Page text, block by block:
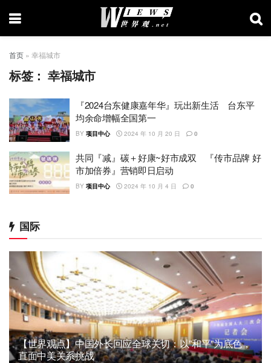
首页 » 幸福城市
标签：幸福城市
『2024台东健康嘉年华』玩出新生活 台东平
均余命增幅全国第一
BY 项目中心 2024 年 10 月 20 日 0
共同『减』碳＋好康~好市成双 『传市品牌 好
市加倍券』营销即日启动
BY 项目中心 2024 年 10 月 4 日 0
国际
【世界观点】中国外长回应全球关切：以”和平”为底色，
直面中美关系挑战